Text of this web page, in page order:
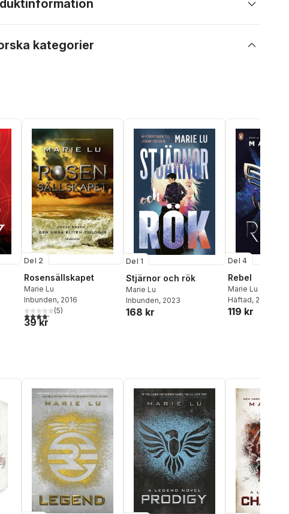
kategorier
Del 2
Rosensällskapet
Marie Lu
Inbunden, 2016
4,2utav 5 stjärnor. Totalt antal röster:
(5)
39 kr
Del 1
Stjärnor och rök
Marie Lu
Inbunden, 2023
168 kr
Del 4
Rebel
Marie Lu
Häftad, 2020
119 kr